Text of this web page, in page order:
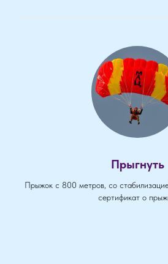
Прыгнуть
Прыжок с 800 метров, со
сертификат о